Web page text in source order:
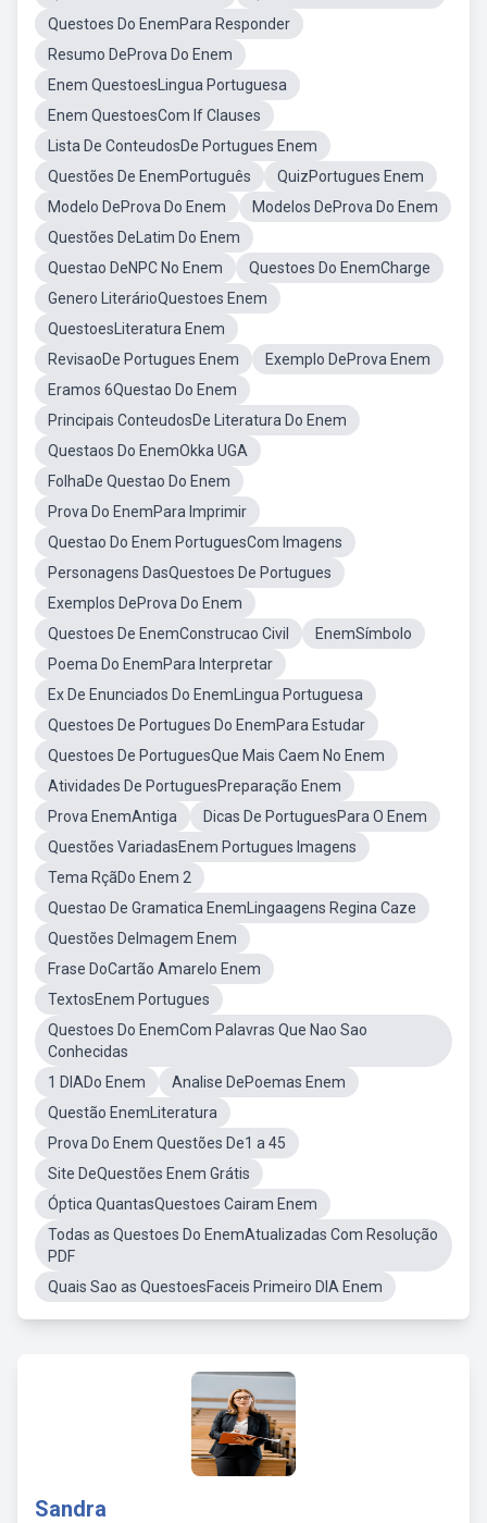
Questoes Do EnemPara Responder
Resumo DeProva Do Enem
Enem QuestoesLingua Portuguesa
Enem QuestoesCom If Clauses
Lista De ConteudosDe Portugues Enem
Questões De EnemPortuguês
QuizPortugues Enem
Modelo DeProva Do Enem
Modelos DeProva Do Enem
Questões DeLatim Do Enem
Questao DeNPC No Enem
Questoes Do EnemCharge
Genero LiterárioQuestoes Enem
QuestoesLiteratura Enem
RevisaoDe Portugues Enem
Exemplo DeProva Enem
Eramos 6Questao Do Enem
Principais ConteudosDe Literatura Do Enem
Questaos Do EnemOkka UGA
FolhaDe Questao Do Enem
Prova Do EnemPara Imprimir
Questao Do Enem PortuguesCom Imagens
Personagens DasQuestoes De Portugues
Exemplos DeProva Do Enem
Questoes De EnemConstrucao Civil
EnemSímbolo
Poema Do EnemPara Interpretar
Ex De Enunciados Do EnemLingua Portuguesa
Questoes De Portugues Do EnemPara Estudar
Questoes De PortuguesQue Mais Caem No Enem
Atividades De PortuguesPreparação Enem
Prova EnemAntiga
Dicas De PortuguesPara O Enem
Questões VariadasEnem Portugues Imagens
Tema RçãDo Enem 2
Questao De Gramatica EnemLingaagens Regina Caze
Questões DeImagem Enem
Frase DoCartão Amarelo Enem
TextosEnem Portugues
Questoes Do EnemCom Palavras Que Nao Sao
Conhecidas
1 DIADo Enem
Analise DePoemas Enem
Questão EnemLiteratura
Prova Do Enem Questões De1 a 45
Site DeQuestões Enem Grátis
Óptica QuantasQuestoes Cairam Enem
Todas as Questoes Do EnemAtualizadas Com Resolução
PDF
Quais Sao as QuestoesFaceis Primeiro DIA Enem
Sandra